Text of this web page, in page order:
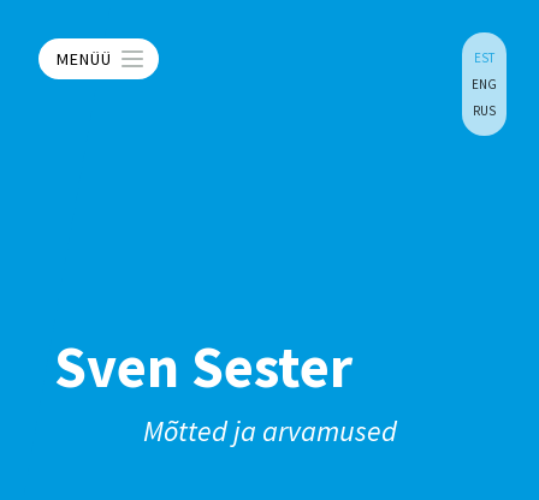
MENÜÜ
EST
ENG
RUS
Sven Sester
Mõtted ja arvamused